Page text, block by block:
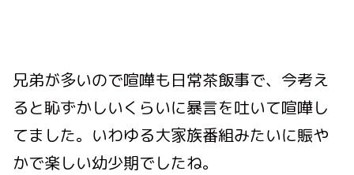
兄弟が多いので喧嘩も日常茶飯事で、今考え
ると恥ずかしいくらいに暴言を吐いて喧嘩し
てました。いわゆる大家族番組みたいに賑や
かで楽しい幼少期でしたね。